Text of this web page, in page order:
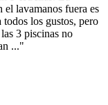
lavamanos fuera es
todos los gustos, pero
3 piscinas no
..."